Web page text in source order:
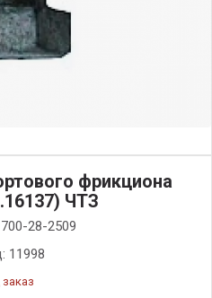
фрикциона
ЧТЗ
700-28-2509
11998